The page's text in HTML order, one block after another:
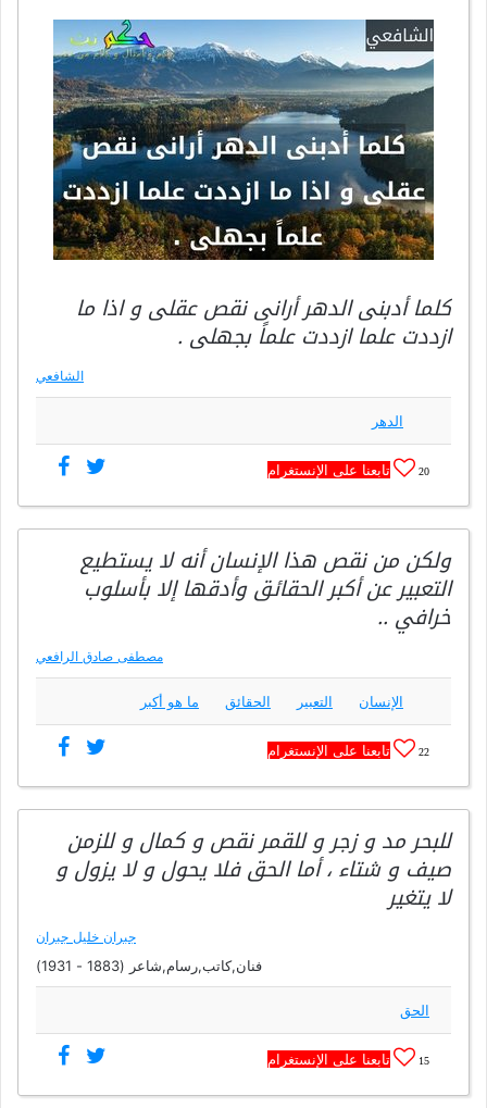
كلما أدبنى الدهر أرانى نقص عقلى و اذا ما
ازددت علما ازددت علماً بجهلى .
الشافعي
الدهر
20 تابعنا على الإنستغرام
ولكن من نقص هذا الإنسان أنه لا يستطيع
التعبير عن أكبر الحقائق وأدقها إلا بأسلوب
خرافي ..
مصطفى صادق الرافعي
الإنسان التعبير الحقائق ما هو أكبر
22 تابعنا على الإنستغرام
للبحر مد و زجر و للقمر نقص و كمال و للزمن
صيف و شتاء ، أما الحق فلا يحول و لا يزول و
لا يتغير
جبران خليل جبران
فنان,كاتب,رسام,شاعر (1883 - 1931)
الحق
15 تابعنا على الإنستغرام